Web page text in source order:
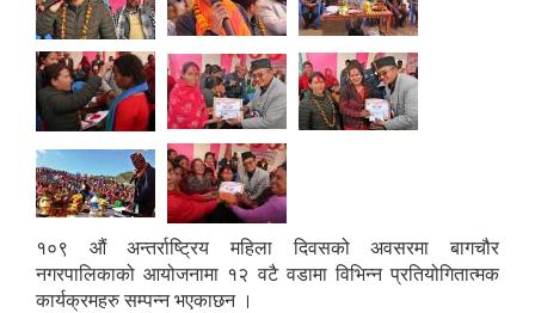
१०९ औं अन्तर्राष्ट्रिय महिला दिवसको अवसरमा बागचौर
नगरपालिकाको आयोजनामा १२ वटै वडामा विभिन्न प्रतियोगितात्मक
कार्यक्रमहरु सम्पन्न भएकाछन ।